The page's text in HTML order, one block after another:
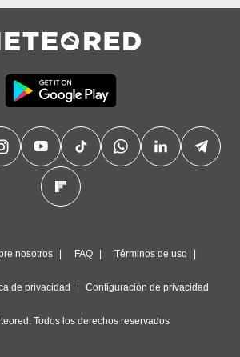
nosotros FAQ Términos de uso
de privacidad Configuración de privacidad
Todos los derechos reservados